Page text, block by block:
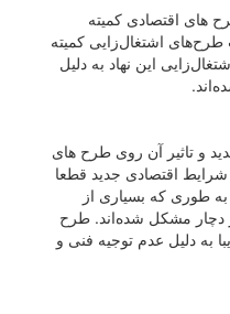
های اقتصادی کمیته
اشتغال‌زایی کمیته
این نهاد به دلیل
و تاثیر آن روی طرح های
شرایط اقتصادی جدید قطعا
به طوری که بسیاری از
دچار مشکل شده‌اند. طرح
به دلیل عدم توجیه فنی و